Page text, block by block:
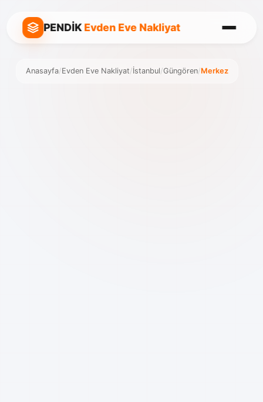
PENDİKEvden Eve Nakliyat
Anasayfa/Evden Eve Nakliyat/İstanbul/Güngören/Merkez